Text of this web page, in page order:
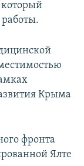
Крыма
фронта
Ялте